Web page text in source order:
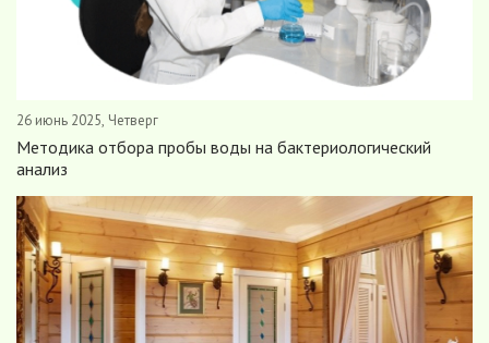
26 июнь 2025, Четверг
Методика отбора пробы воды на бактериологический
анализ